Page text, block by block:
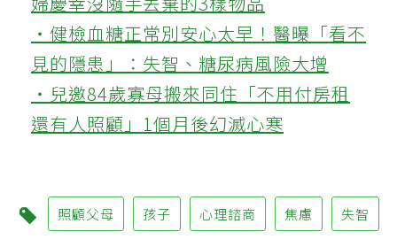
‧健檢血糖正常別安心太早！醫曝「看不
見的隱患」：失智、糖尿病風險大增
‧兒邀84歲寡母搬來同住「不用付房租
還有人照顧」1個月後幻滅心寒
照顧父母 孩子 心理諮商 焦慮 失智